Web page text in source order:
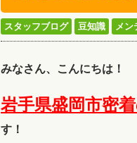
スタッフブログ 豆知識 メン
みなさん、こんにちは！
岩手県盛岡市密
す！